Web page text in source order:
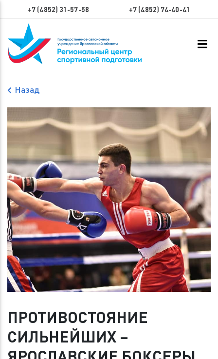
+7 (4852) 31-57-58 +7 (4852) 74-40-41
Назад
ПРОТИВОСТОЯНИЕ
СИЛЬНЕЙШИХ –